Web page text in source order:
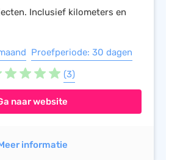
Inclusief kilometers en
Proefperiode: 30 dagen
(3)
naar website
informatie